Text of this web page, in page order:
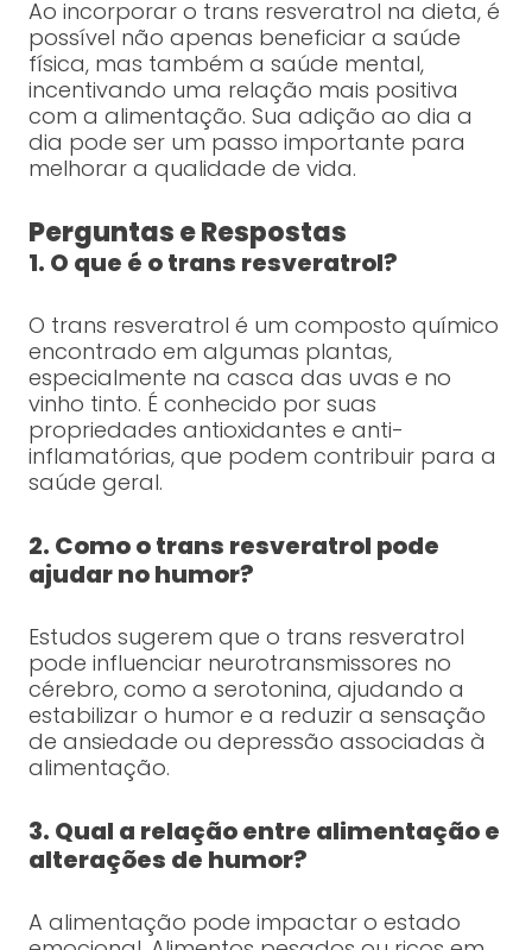
Ao incorporar o trans resveratrol na dieta, é
possível não apenas beneficiar a saúde
física, mas também a saúde mental,
incentivando uma relação mais positiva
com a alimentação. Sua adição ao dia a
dia pode ser um passo importante para
melhorar a qualidade de vida.
Perguntas e Respostas
1. O que é o trans resveratrol?
O trans resveratrol é um composto químico
encontrado em algumas plantas,
especialmente na casca das uvas e no
vinho tinto. É conhecido por suas
propriedades antioxidantes e anti-
inflamatórias, que podem contribuir para a
saúde geral.
2. Como o trans resveratrol pode
ajudar no humor?
Estudos sugerem que o trans resveratrol
pode influenciar neurotransmissores no
cérebro, como a serotonina, ajudando a
estabilizar o humor e a reduzir a sensação
de ansiedade ou depressão associadas à
alimentação.
3. Qual a relação entre alimentação e
alterações de humor?
A alimentação pode impactar o estado